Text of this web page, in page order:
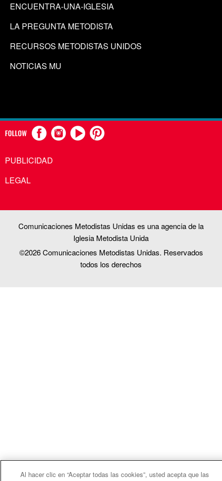
ENCUENTRA-UNA-IGLESIA
LA PREGUNTA METODISTA
RECURSOS METODISTAS UNIDOS
NOTICIAS MU
FOLLOW
PUBLICIDAD
LEGAL
Comunicaciones Metodistas Unidas es una agencia de la
Iglesia Metodista Unida
©2026Comunicaciones Metodistas Unidas. Reservados
todos los derechos
Al hacer clic en “Aceptar todas las cookies”, usted acepta que las